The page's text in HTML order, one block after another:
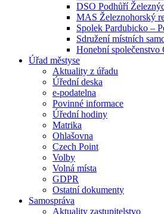
DSO Podhůří
MAS Železnohorský
Spolek Pardubicko –
Sdružení místních
Honební společenstvo
Úřad městyse
Aktuality z úřadu
Úřední deska
e-podatelna
Povinné informace
Úřední hodiny
Matrika
Ohlašovna
Czech Point
Volby
Volná místa
GDPR
Ostatní dokumenty
Samospráva
Aktuality zastupitelstvo